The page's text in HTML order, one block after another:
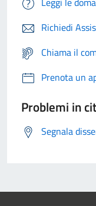
Richiedi
Chiama il
Prenota un
Problemi in
Segnala